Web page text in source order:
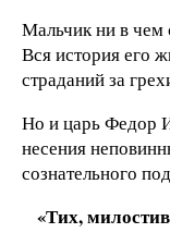
Мальчик ни в чем
Вся история его
страданий за
Но и царь Федор
несения
сознательного
«Тих,